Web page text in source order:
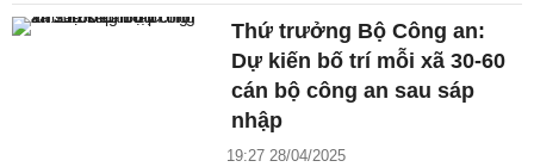
Thứ trưởng Bộ Công an:
Dự kiến bố trí mỗi xã 30-60
cán bộ công an sau sáp
nhập
19:27 28/04/2025